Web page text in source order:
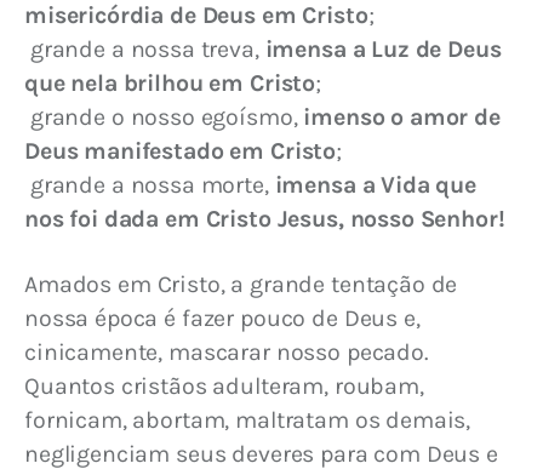
misericórdia de Deus em Cristo;
grande a nossa treva, imensa a Luz de Deus
que nela brilhou em Cristo;
grande o nosso egoísmo, imenso o amor de
Deus manifestado em Cristo;
grande a nossa morte, imensa a Vida que
nos foi dada em Cristo Jesus, nosso Senhor!
Amados em Cristo, a grande tentação de
nossa época é fazer pouco de Deus e,
cinicamente, mascarar nosso pecado.
Quantos cristãos adulteram, roubam,
fornicam, abortam, maltratam os demais,
negligenciam seus deveres para com Deus e